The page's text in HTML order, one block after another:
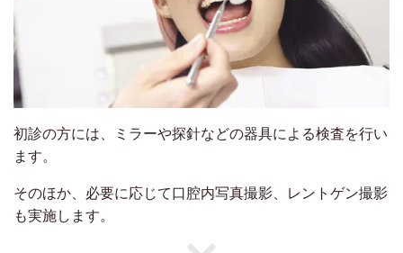
初診の方には、ミラーや探針などの器具による検査を行い
ます。
そのほか、必要に応じて口腔内写真撮影、レントゲン撮影
も実施します。